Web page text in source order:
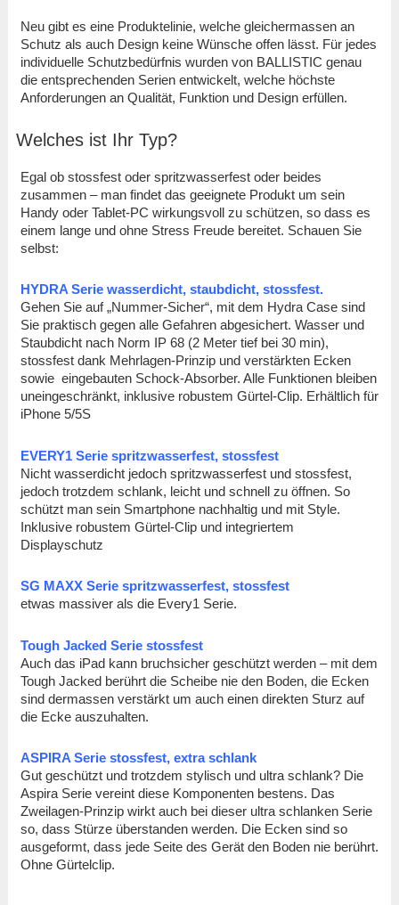
Neu gibt es eine Produktelinie, welche gleichermassen an
Schutz als auch Design keine Wünsche offen lässt. Für jedes
individuelle Schutzbedürfnis wurden von BALLISTIC genau
die entsprechenden Serien entwickelt, welche höchste
Anforderungen an Qualität, Funktion und Design erfüllen.
Welches ist Ihr Typ?
Egal ob stossfest oder spritzwasserfest oder beides
zusammen – man findet das geeignete Produkt um sein
Handy oder Tablet-PC wirkungsvoll zu schützen, so dass es
einem lange und ohne Stress Freude bereitet. Schauen Sie
selbst:
HYDRA Serie wasserdicht, staubdicht, stossfest.
Gehen Sie auf „Nummer-Sicher“, mit dem Hydra Case sind
Sie praktisch gegen alle Gefahren abgesichert. Wasser und
Staubdicht nach Norm IP 68 (2 Meter tief bei 30 min),
stossfest dank Mehrlagen-Prinzip und verstärkten Ecken
sowie eingebauten Schock-Absorber. Alle Funktionen bleiben
uneingeschränkt, inklusive robustem Gürtel-Clip. Erhältlich für
iPhone 5/5S
EVERY1 Serie spritzwasserfest, stossfest
Nicht wasserdicht jedoch spritzwasserfest und stossfest,
jedoch trotzdem schlank, leicht und schnell zu öffnen. So
schützt man sein Smartphone nachhaltig und mit Style.
Inklusive robustem Gürtel-Clip und integriertem
Displayschutz
SG MAXX Serie spritzwasserfest, stossfest
etwas massiver als die Every1 Serie.
Tough Jacked Serie stossfest
Auch das iPad kann bruchsicher geschützt werden – mit dem
Tough Jacked berührt die Scheibe nie den Boden, die Ecken
sind dermassen verstärkt um auch einen direkten Sturz auf
die Ecke auszuhalten.
ASPIRA Serie stossfest, extra schlank
Gut geschützt und trotzdem stylisch und ultra schlank? Die
Aspira Serie vereint diese Komponenten bestens. Das
Zweilagen-Prinzip wirkt auch bei dieser ultra schlanken Serie
so, dass Stürze überstanden werden. Die Ecken sind so
ausgeformt, dass jede Seite des Gerät den Boden nie berührt.
Ohne Gürtelclip.